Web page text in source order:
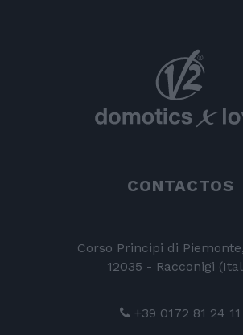
CONTACTOS
Corso Principi di
12035 - Racconigi
+39 0172 81 24 11